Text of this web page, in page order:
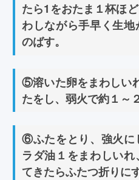
たら1をおたま１杯ほ
わしながら手早く生地
のばす。
⑤溶いた卵をまわしい
たをし、弱火で約１～
⑥ふたをとり、強火に
ラダ油１をまわしい
てきたらふたつ折りに